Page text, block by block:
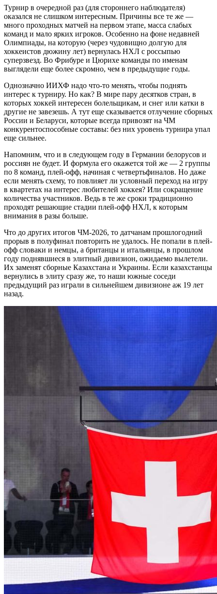
Турнир в очередной раз (для стороннего наблюдателя)
оказался не слишком интересным. Причины все те же —
много проходных матчей на первом этапе, масса слабых
команд и мало ярких игроков. Особенно на фоне недавней
Олимпиады, на которую (через чудовищно долгую для
хоккеистов дюжину лет) вернулась НХЛ с россыпью
суперзвезд. Во Фрибуре и Цюрихе команды по именам
выглядели еще более скромно, чем в предыдущие годы.
Однозначно ИИХФ надо что-то менять, чтобы поднять
интерес к турниру. Но как? В мире пару десятков стран, в
которых хоккей интересен болельщикам, и снег или катки в
другие не завезешь. А тут еще сказывается отлучение сборных
России и Беларуси, которые всегда привозят на ЧМ
конкурентоспособные составы: без них уровень турнира упал
еще сильнее.
Напомним, что и в следующем году в Германии белорусов и
россиян не будет. И формула его окажется той же — 2 группы
по 8 команд, плей-офф, начиная с четвертьфиналов. Но даже
если менять схему, то повлияет ли условный переход на игру
в квартетах на интерес любителей хоккея? Или сокращение
количества участников. Ведь в те же сроки традиционно
проходят решающие стадии плей-офф НХЛ, к которым
внимания в разы больше.
Что до других итогов ЧМ-2026, то датчанам прошлогодний
прорыв в полуфинал повторить не удалось. Не попали в плей-
офф словаки и немцы, а британцы и итальянцы, в прошлом
году поднявшиеся в элитный дивизион, ожидаемо вылетели.
Их заменят сборные Казахстана и Украины. Если казахстанцы
вернулись в элиту сразу же, то наши южные соседи
предыдущий раз играли в сильнейшем дивизионе аж 19 лет
назад.